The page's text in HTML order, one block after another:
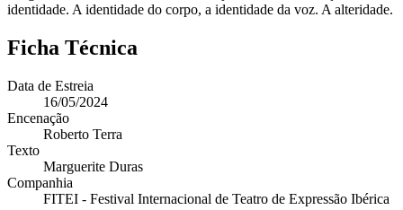
identidade. A identidade do corpo, a identidade da voz. A alteridade.
Ficha Técnica
Data de Estreia
16/05/2024
Encenação
Roberto Terra
Texto
Marguerite Duras
Companhia
FITEI - Festival Internacional de Teatro de Expressão Ibérica